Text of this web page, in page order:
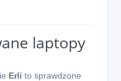
laptopy
Erli to sprawdzone